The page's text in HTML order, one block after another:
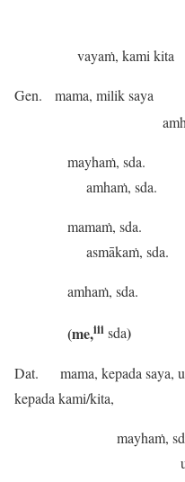
vayaṁ, kami kita
Gen. mama, milik saya
amhaṁ, sda.
mamaṁ,
asmākaṁ, sda.
amhaṁ,
(me,iii sda)
Dat. mama, kepada
kepada kami/kita,
mayhaṁ,
untuk